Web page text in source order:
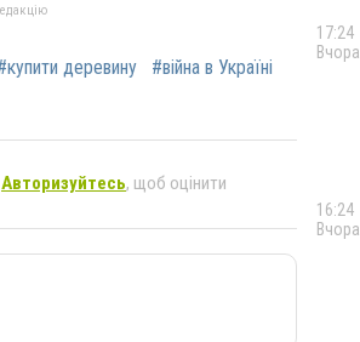
деревину
#війна в Україні
Авторизуйтесь, щоб оцінити
17:24
Вчора
16:24
Вчора